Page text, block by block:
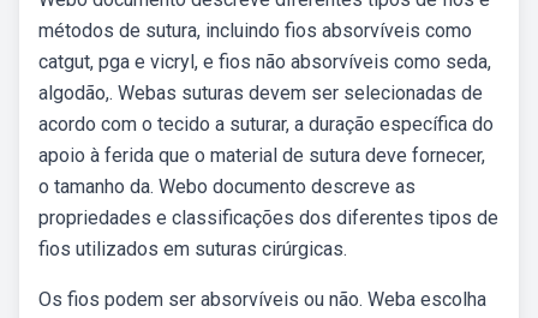
métodos de sutura, incluindo fios absorvíveis como
catgut, pga e vicryl, e fios não absorvíveis como seda,
algodão,. Webas suturas devem ser selecionadas de
acordo com o tecido a suturar, a duração específica do
apoio à ferida que o material de sutura deve fornecer,
o tamanho da. Webo documento descreve as
propriedades e classificações dos diferentes tipos de
fios utilizados em suturas cirúrgicas.
Os fios podem ser absorvíveis ou não. Weba escolha